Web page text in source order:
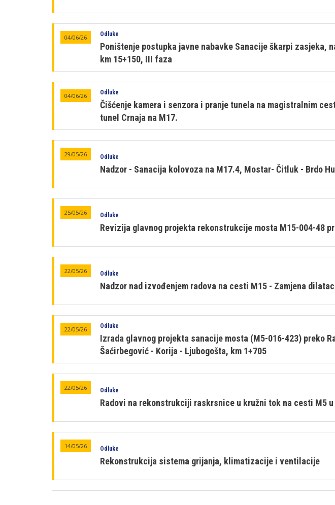
04/06/26 Odluke
Poništenje postupka javne nabavke Sanacije škarpi zasjeka,
km 15+150, III faza
04/06/26 Odluke
Čišćenje kamera i senzora i pranje tunela na magistralnim
tunel Crnaja na M17.
29/05/26 Odluke
Nadzor - Sanacija kolovoza na M17.4, Mostar- Čitluk - Brdo
25/05/26 Odluke
Revizija glavnog projekta rekonstrukcije mosta M15-004-48
22/05/26 Odluke
Nadzor nad izvođenjem radova na cesti M15 - Zamjena
22/05/26 Odluke
Izrada glavnog projekta sanacije mosta (M5-016-423) preko
Šaćirbegović - Korija - Ljubogošta, km 1+705
22/05/26 Odluke
Radovi na rekonstrukciji raskrsnice u kružni tok na cesti M5 u
14/05/26 Odluke
Rekonstrukcija sistema grijanja, klimatizacije i ventilacije